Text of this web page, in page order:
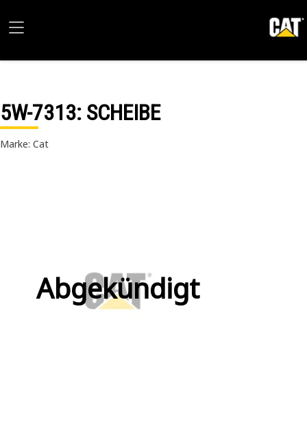
5W-7313: SCHEIBE
Marke: Cat
Abgekündigt